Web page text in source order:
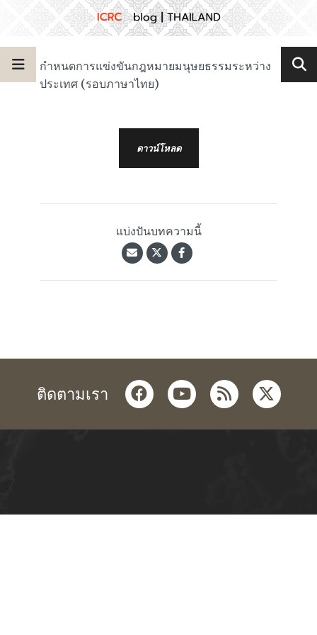
กำหนดการแข่งขันกฎหมายมนุษยธรรมระหว่าง
ประเทศ (รอบภาษาไทย)
ดาวน์โหลด
แบ่งปันบทความนี้
ติดตามเรา facebookyoutube
rss twitter